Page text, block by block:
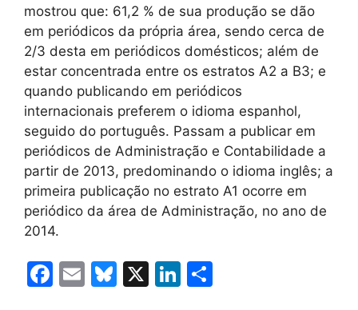
mostrou que: 61,2 % de sua produção se dão
em periódicos da própria área, sendo cerca de
2/3 desta em periódicos domésticos; além de
estar concentrada entre os estratos A2 a B3; e
quando publicando em periódicos
internacionais preferem o idioma espanhol,
seguido do português. Passam a publicar em
periódicos de Administração e Contabilidade a
partir de 2013, predominando o idioma inglês; a
primeira publicação no estrato A1 ocorre em
periódico da área de Administração, no ano de
2014.
F
E
Bl X
Li